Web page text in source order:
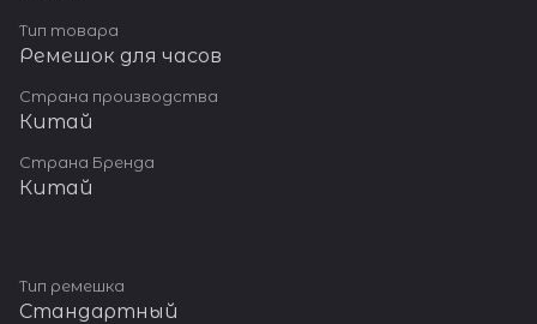
Тип товара
Ремешок для часов
Страна производства
Китай
Страна Бренда
Китай
Тип ремешка
Стандартный